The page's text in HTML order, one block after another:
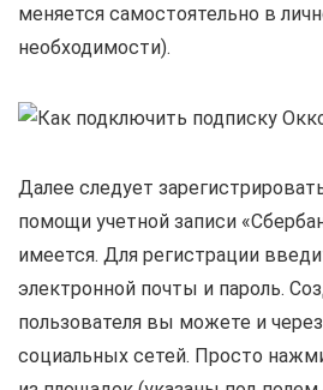
меняется самостоятельно в
необходимости).
Далее следует
помощи учетной записи
имеется. Для регистрации
электронной почты и пароль.
пользователя вы можете и
социальных сетей. Просто